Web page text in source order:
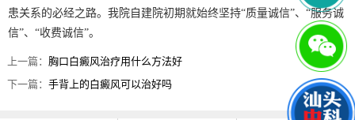
患关系的必经之路。我院自建院初期就始终坚持“质量诚信”、“服务诚
信”、“收费诚信”。
上一篇：胸口白癜风治疗用什么方法好
下一篇：手背上的白癜风可以治好吗